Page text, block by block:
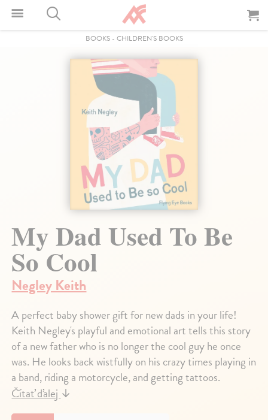
BOOKS- CHILDREN'S BOOKS
My Dad Used To Be
So Cool
Negley Keith
A perfect baby shower gift for new dads in your life!
Keith Negley's playful and emotional art tells this story
of a new father who is no longer the cool guy he once
was. He looks back wistfully on his crazy times playing in
a band, riding a motorcycle, and getting tattoos.
Čítať ďalej↓